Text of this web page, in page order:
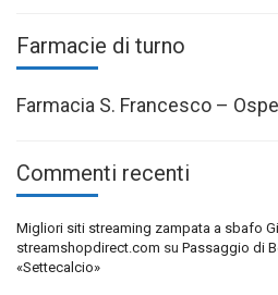
Farmacie di turno
Farmacia S. Francesco –
Commenti recenti
Migliori siti streaming zampata a sbafo
streamshopdirect.com su Passaggio di
«Settecalcio»